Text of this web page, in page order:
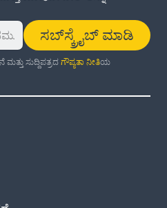
ಸಬ್‌ಸ್ಕ್ರೈಬ್ ಮಾಡಿ
ಮತ್ತು ಸುದ್ದಿಪತ್ರದಗೌಪ್ಯತಾ ನೀತಿಯ